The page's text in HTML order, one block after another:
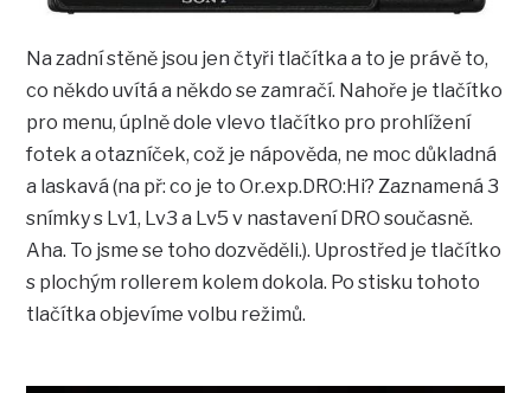
Na zadní stěně jsou jen čtyři tlačítka a to je právě to,
co někdo uvítá a někdo se zamračí. Nahoře je tlačítko
pro menu, úplně dole vlevo tlačítko pro prohlížení
fotek a otazníček, což je nápověda, ne moc důkladná
a laskavá (na př: co je to Or.exp.DRO:Hi? Zaznamená 3
snímky s Lv1, Lv3 a Lv5 v nastavení DRO současně.
Aha. To jsme se toho dozvěděli.). Uprostřed je tlačítko
s plochým rollerem kolem dokola. Po stisku tohoto
tlačítka objevíme volbu režimů.